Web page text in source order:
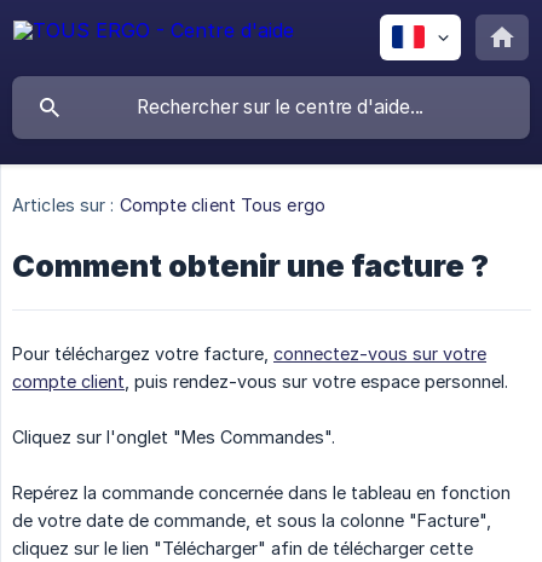
Articles sur : Compte client Tous ergo
Comment obtenir une facture ?
Pour téléchargez votre facture, connectez-vous sur votre
compte client , puis rendez-vous sur votre espace personnel.
Cliquez sur l'onglet "Mes Commandes".
Repérez la commande concernée dans le tableau en fonction
de votre date de commande, et sous la colonne "Facture",
cliquez sur le lien "Télécharger" afin de télécharger cette